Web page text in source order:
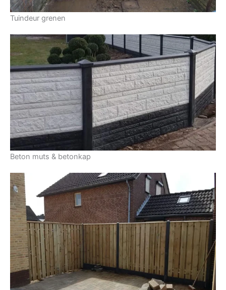
Tuindeur grenen
Beton muts & betonkap